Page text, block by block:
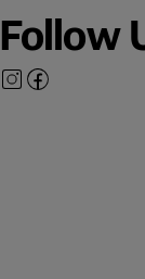
Follow